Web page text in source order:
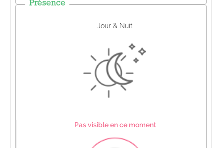
Présence
Jour & Nuit
Pas visible en ce moment